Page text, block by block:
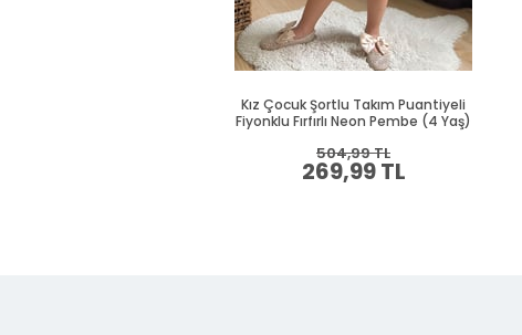
Kız Çocuk Şortlu Takım Puantiyeli
Fiyonklu Fırfırlı Neon Pembe (4 Yaş)
269,99 TL
504,99 TL